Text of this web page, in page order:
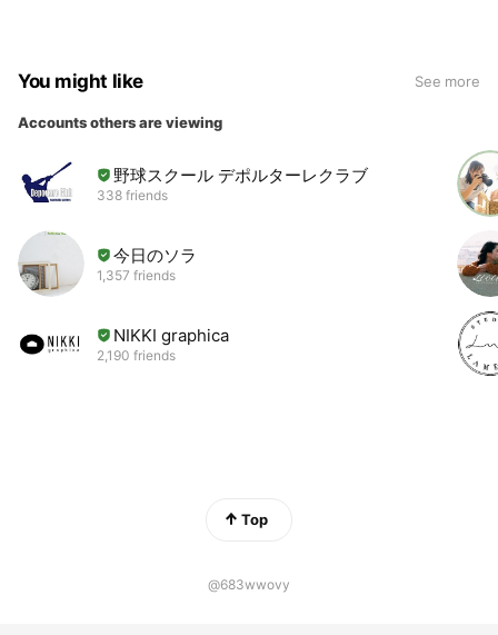
You might like See more
Accounts others are viewing
野球スクール デポルターレクラブ
338 friends
今日のソラ
1,357 friends
NIKKI graphica
2,190 friends
Top
@683wwovy